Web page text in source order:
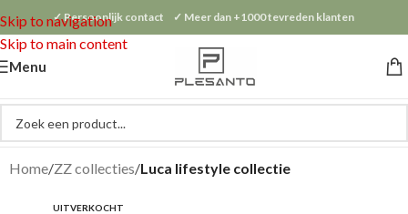
Skip to navigation
Skip to main content
✓ Persoonlijk contact ✓ Meer dan +1000 tevreden klanten
Menu
Home ZZ collecties Luca lifestyle collectie
UITVERKOCHT